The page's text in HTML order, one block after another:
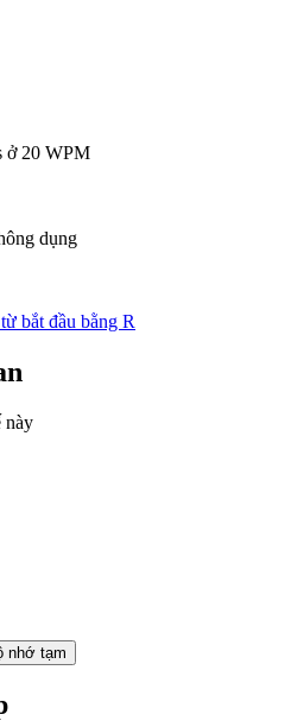
ở 20 WPM
dụng
bắt đầu bằng R
này
nhớ tạm